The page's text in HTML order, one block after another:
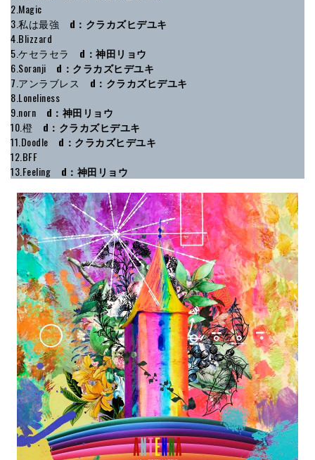
2.Magic
3.私は最強 d：クラカズヒデユキ
4.Blizzard
5.ケセラセラ d：神田リョウ
6.Soranji d：クラカズヒデユキ
7.アンラブレス d：クラカズヒデユキ
8.Loneliness
9.norn d：神田リョウ
10.橙 d：クラカズヒデユキ
11.Doodle d：クラカズヒデユキ
12.BFF
13.Feeling d：神田リョウ